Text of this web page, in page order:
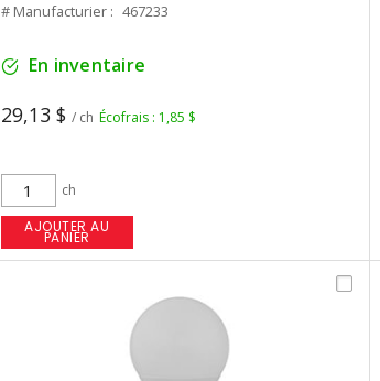
# Manufacturier : 467233
En inventaire
29,13 $ / ch Écofrais : 1,85 $
ch
AJOUTER AU
PANIER